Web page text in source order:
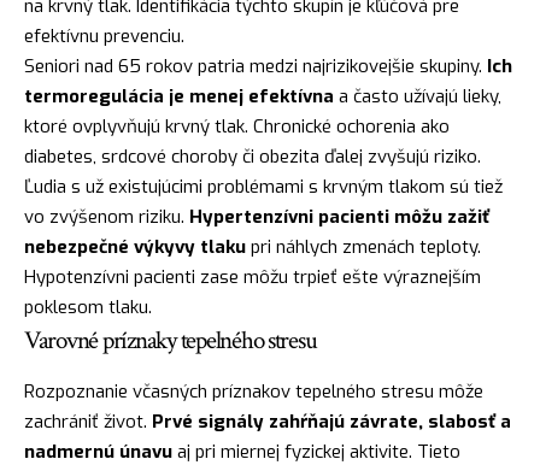
na krvný tlak. Identifikácia týchto skupín je kľúčová pre
efektívnu prevenciu.
Seniori nad 65 rokov patria medzi najrizikovejšie skupiny. Ich
termoregulácia je menej efektívna a často užívajú lieky,
ktoré ovplyvňujú krvný tlak. Chronické ochorenia ako
diabetes, srdcové choroby či obezita ďalej zvyšujú riziko.
Ľudia s už existujúcimi problémami s krvným tlakom sú tiež
vo zvýšenom riziku. Hypertenzívni pacienti môžu zažiť
nebezpečné výkyvy tlaku pri náhlych zmenách teploty.
Hypotenzívni pacienti zase môžu trpieť ešte výraznejším
poklesom tlaku.
Varovné príznaky tepelného stresu
Rozpoznanie včasných príznakov tepelného stresu môže
zachrániť život. Prvé signály zahŕňajú závrate, slabosť a
nadmernú únavu aj pri miernej fyzickej aktivite. Tieto